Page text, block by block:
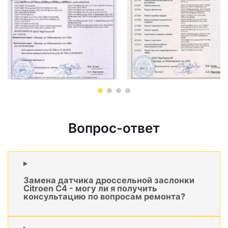
Вопрос-ответ
Замена датчика дроссельной заслонки
Citroen C4 - могу ли я получить
консультацию по вопросам ремонта?